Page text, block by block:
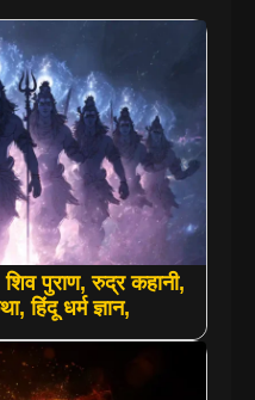
पुराण, रुद्र कहानी,
हिंदू धर्म ज्ञान,